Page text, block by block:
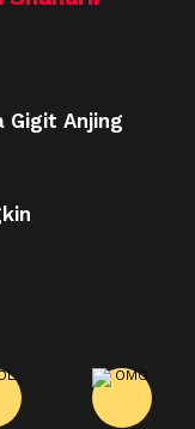
Gigit Anjing